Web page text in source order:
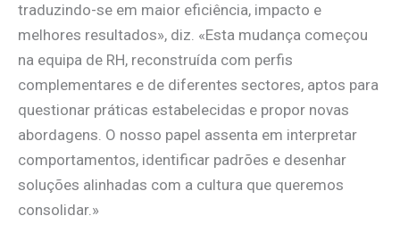
traduzindo-se em maior eficiência, impacto e
melhores resultados», diz. «Esta mudança começou
na equipa de RH, reconstruída com perfis
complementares e de diferentes sectores, aptos para
questionar práticas estabelecidas e propor novas
abordagens. O nosso papel assenta em interpretar
comportamentos, identificar padrões e desenhar
soluções alinhadas com a cultura que queremos
consolidar.»